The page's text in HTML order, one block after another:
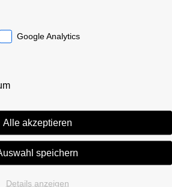
und Schäden
Ansprüche
Übernahmen
für Bau- und
von Mängeln während und nach der
Google Analytics
Alle akzeptieren
speichern
Details anzeigen